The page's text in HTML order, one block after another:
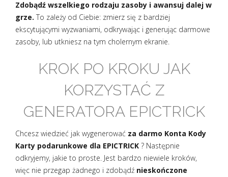
Zdobądź wszelkiego rodzaju zasoby i awansuj dalej w
grze. To zależy od Ciebie: zmierz się z bardziej
ekscytującymi wyzwaniami, odkrywając i generując darmowe
zasoby, lub utkniesz na tym cholernym ekranie.
KROK PO KROKU JAK
KORZYSTAĆ Z
GENERATORA EPICTRICK
Chcesz wiedzieć jak wygenerować za darmo Konta Kody
Karty podarunkowe dla EPICTRICK ? Następnie
odkryjemy, jakie to proste. Jest bardzo niewiele kroków,
więc nie przegap żadnego i zdobądź nieskończone